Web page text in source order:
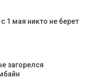
1 мая никто не берет
загорелся